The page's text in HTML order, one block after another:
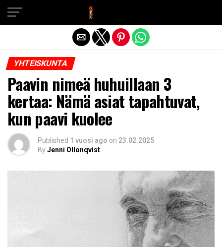
YHTEISKUNTA
Paavin nimeä huhuillaan 3
kertaa: Nämä asiat tapahtuvat,
kun paavi kuolee
Published 1 vuosi ago on 23.02.2025
ByJenni Ollonqvist
Exit mobile version